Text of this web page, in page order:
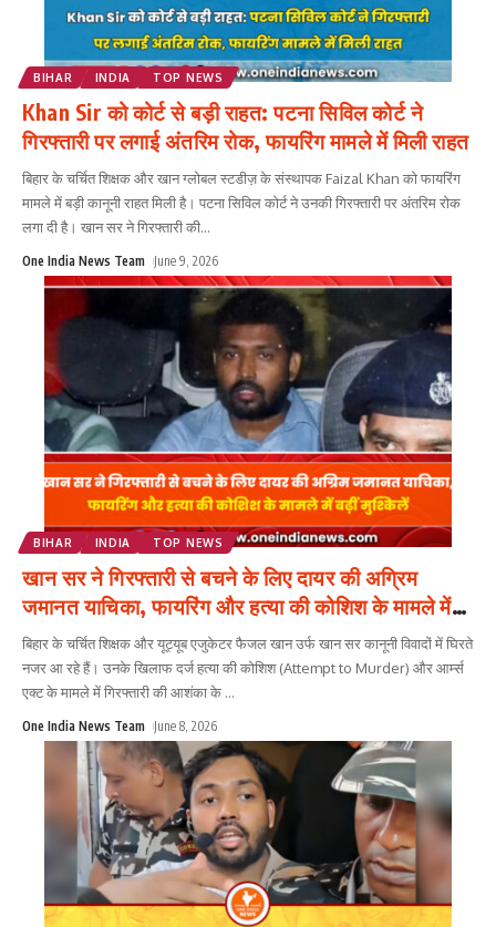
BIHAR INDIA TOP NEWS
Khan Sir को कोर्ट से बड़ी राहत: पटना सिविल कोर्ट ने
गिरफ्तारी पर लगाई अंतरिम रोक, फायरिंग मामले में मिली राहत
बिहार के चर्चित शिक्षक और खान ग्लोबल स्टडीज़ के संस्थापक Faizal Khan को फायरिंग
मामले में बड़ी कानूनी राहत मिली है। पटना सिविल कोर्ट ने उनकी गिरफ्तारी पर अंतरिम रोक
लगा दी है। खान सर ने गिरफ्तारी की...
One India News Team June 9, 2026
BIHAR INDIA TOP NEWS
खान सर ने गिरफ्तारी से बचने के लिए दायर की अग्रिम
जमानत याचिका, फायरिंग और हत्या की कोशिश के मामले में
बढ़ीं मुश्किलें
बिहार के चर्चित शिक्षक और यूट्यूब एजुकेटर फैजल खान उर्फ खान सर कानूनी विवादों में घिरते
नजर आ रहे हैं। उनके खिलाफ दर्ज हत्या की कोशिश (Attempt to Murder) और आर्म्स
एक्ट के मामले में गिरफ्तारी की आशंका के ...
One India News Team June 8, 2026